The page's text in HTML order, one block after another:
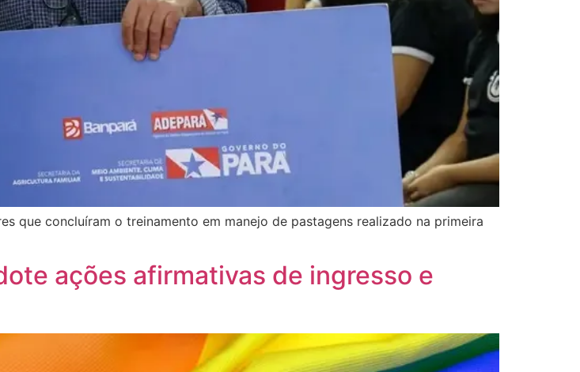
que concluíram o treinamento em manejo de pastagens realizado na primeira
ações afirmativas de ingresso e